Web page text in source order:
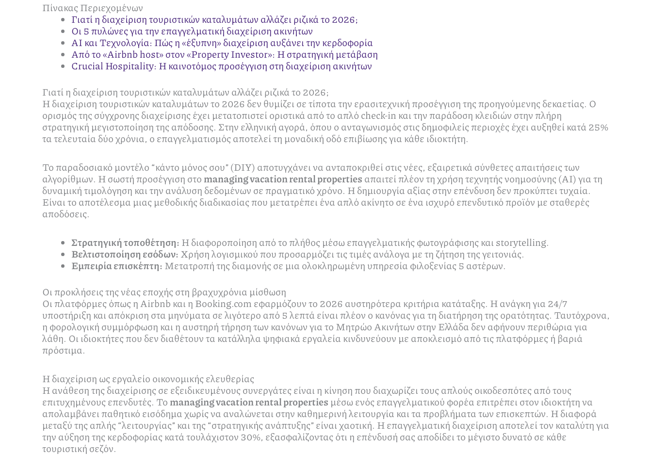
Πίνακας Περιεχομένων
Γιατί η διαχείριση τουριστικών καταλυμάτων αλλάζει ριζικά το 2026;
Οι 5 πυλώνες για την επαγγελματική διαχείριση ακινήτων
AI και Τεχνολογία: Πώς η «έξυπνη» διαχείριση αυξάνει την κερδοφορία
Από το «Airbnb host» στον «Property Investor»: Η στρατηγική μετάβαση
Crucial Hospitality: Η καινοτόμος προσέγγιση στη διαχείριση ακινήτων
Γιατί η διαχείριση τουριστικών καταλυμάτων αλλάζει ριζικά το 2026;
Η διαχείριση τουριστικών καταλυμάτων το 2026 δεν θυμίζει σε τίποτα την ερασιτεχνική προσέγγιση της προηγούμενης δεκαετίας. Ο
ορισμός της σύγχρονης διαχείρισης έχει μετατοπιστεί οριστικά από το απλό check-in και την παράδοση κλειδιών στην πλήρη
στρατηγική μεγιστοποίηση της απόδοσης. Στην ελληνική αγορά, όπου ο ανταγωνισμός στις δημοφιλείς περιοχές έχει αυξηθεί κατά 25%
τα τελευταία δύο χρόνια, ο επαγγελματισμός αποτελεί τη μοναδική οδό επιβίωσης για κάθε ιδιοκτήτη.
Το παραδοσιακό μοντέλο “κάντο μόνος σου” (DIY) αποτυγχάνει να ανταποκριθεί στις νέες, εξαιρετικά σύνθετες απαιτήσεις των
αλγορίθμων. Η σωστή προσέγγιση στοmanaging vacation rental properties απαιτεί πλέον τη χρήση τεχνητής νοημοσύνης (AI) για τη
δυναμική τιμολόγηση και την ανάλυση δεδομένων σε πραγματικό χρόνο. Η δημιουργία αξίας στην επένδυση δεν προκύπτει τυχαία.
Είναι το αποτέλεσμα μιας μεθοδικής διαδικασίας που μετατρέπει ένα απλό ακίνητο σε ένα ισχυρό επενδυτικό προϊόν με σταθερές
αποδόσεις.
Στρατηγική τοποθέτηση: Η διαφοροποίηση από το πλήθος μέσω επαγγελματικής φωτογράφισης και storytelling.
Βελτιστοποίηση εσόδων: Χρήση λογισμικού που προσαρμόζει τις τιμές ανάλογα με τη ζήτηση της γειτονιάς.
Εμπειρία επισκέπτη: Μετατροπή της διαμονής σε μια ολοκληρωμένη υπηρεσία φιλοξενίας 5 αστέρων.
Οι προκλήσεις της νέας εποχής στη βραχυχρόνια μίσθωση
Οι πλατφόρμες όπως η Airbnb και η Booking.com εφαρμόζουν το 2026 αυστηρότερα κριτήρια κατάταξης. Η ανάγκη για 24/7
υποστήριξη και απόκριση στα μηνύματα σε λιγότερο από 5 λεπτά είναι πλέον ο κανόνας για τη διατήρηση της ορατότητας. Ταυτόχρονα,
η φορολογική συμμόρφωση και η αυστηρή τήρηση των κανόνων για το Μητρώο Ακινήτων στην Ελλάδα δεν αφήνουν περιθώρια για
λάθη. Οι ιδιοκτήτες που δεν διαθέτουν τα κατάλληλα ψηφιακά εργαλεία κινδυνεύουν με αποκλεισμό από τις πλατφόρμες ή βαριά
πρόστιμα.
Η διαχείριση ως εργαλείο οικονομικής ελευθερίας
Η ανάθεση της διαχείρισης σε εξειδικευμένους συνεργάτες είναι η κίνηση που διαχωρίζει τους απλούς οικοδεσπότες από τους
επιτυχημένους επενδυτές. Τοmanaging vacation rental properties μέσω ενός επαγγελματικού φορέα επιτρέπει στον ιδιοκτήτη να
απολαμβάνει παθητικό εισόδημα χωρίς να αναλώνεται στην καθημερινή λειτουργία και τα προβλήματα των επισκεπτών. Η διαφορά
μεταξύ της απλής “λειτουργίας” και της “στρατηγικής ανάπτυξης” είναι χαοτική. Η επαγγελματική διαχείριση αποτελεί τον καταλύτη για
την αύξηση της κερδοφορίας κατά τουλάχιστον 30%, εξασφαλίζοντας ότι η επένδυσή σας αποδίδει το μέγιστο δυνατό σε κάθε
τουριστική σεζόν.